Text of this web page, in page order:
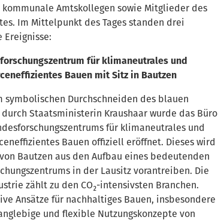
Amtskollegen sowie Mitglieder des
Im Mittelpunkt des Tages standen drei
Ereignisse:
für klimaneutrales und
Bauen mit Sitz in Bautzen
symbolischen Durchschneiden des blauen
durch Staatsministerin Kraushaar wurde das Büro
für klimaneutrales und
Bauen offiziell eröffnet. Dieses wird
Bautzen aus den Aufbau eines bedeutenden
in der Lausitz vorantreiben. Die
zählt zu den CO₂-intensivsten Branchen.
Ansätze für nachhaltiges Bauen, insbesondere
und flexible Nutzungskonzepte von